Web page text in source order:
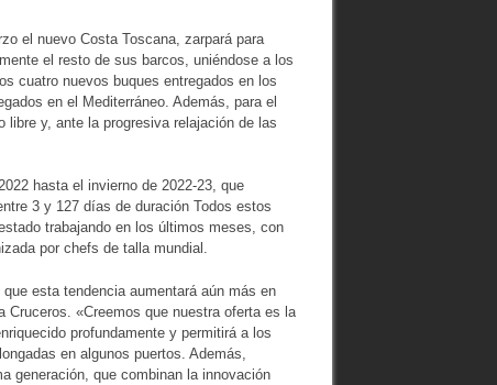
el nuevo Costa Toscana, zarpará para
el resto de sus barcos, uniéndose a los
cuatro nuevos buques entregados en los
en el Mediterráneo. Además, para el
y, ante la progresiva relajación de las
hasta el invierno de 2022-23, que
3 y 127 días de duración Todos estos
trabajando en los últimos meses, con
por chefs de talla mundial.
esta tendencia aumentará aún más en
«Creemos que nuestra oferta es la
profundamente y permitirá a los
en algunos puertos. Además,
generación, que combinan la innovación